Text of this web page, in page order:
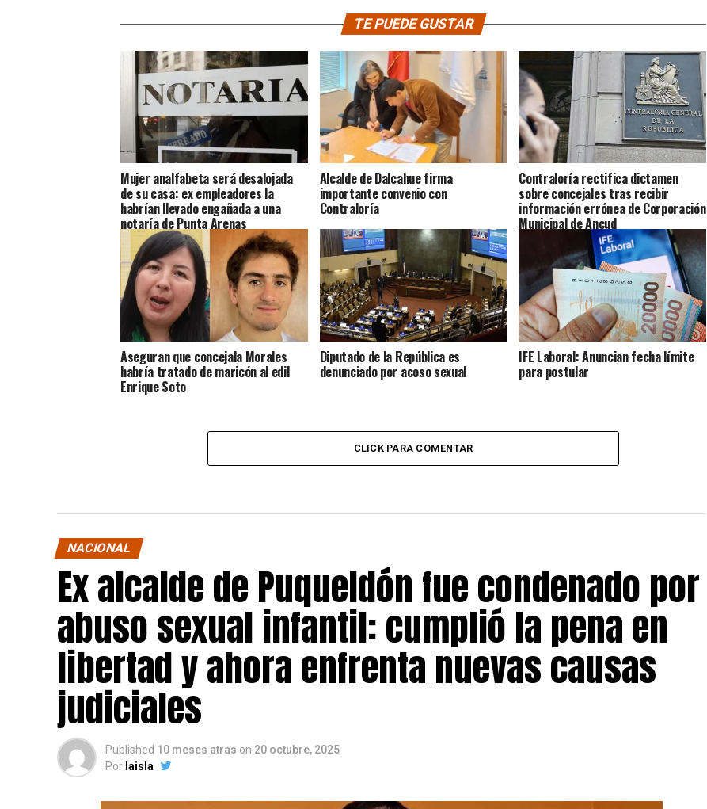
TE PUEDE GUSTAR
Mujer analfabeta será desalojada
de su casa: ex empleadores la
habrían llevado engañada a una
notaría de Punta Arenas
Alcalde de Dalcahue firma
importante convenio con
Contraloría
Contraloría rectifica dictamen
sobre concejales tras recibir
información errónea de Corporación
Municipal de Ancud
Aseguran que concejala Morales
habría tratado de maricón al edil
Enrique Soto
Diputado de la República es
denunciado por acoso sexual
IFE Laboral: Anuncian fecha límite
para postular
CLICK PARA COMENTAR
NACIONAL
Ex alcalde de Puqueldón fue condenado por
abuso sexual infantil: cumplió la pena en
libertad y ahora enfrenta nuevas causas
judiciales
Published 10 meses atras on 20 octubre, 2025
Por laisla